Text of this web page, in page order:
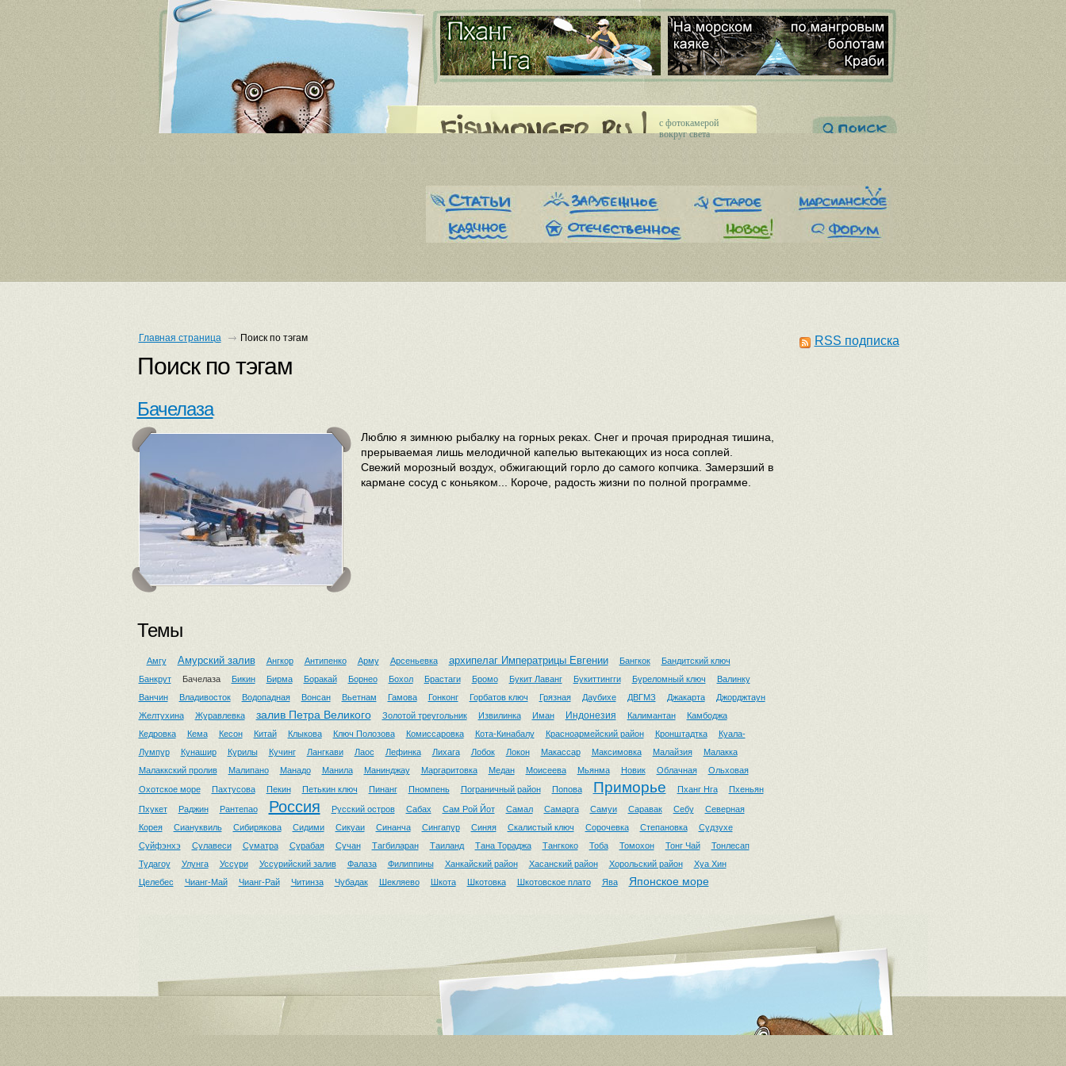
c фотокамерой
вокруг света
Главная страница Поиск по тэгам
Поиск по тэгам
Бачелаза
Люблю я зимнюю рыбалку на горных реках. Снег и прочая природная тишина,
прерываемая лишь мелодичной капелью вытекающих из носа соплей.
Свежий морозный воздух, обжигающий горло до самого копчика. Замерзший в
кармане сосуд с коньяком... Короче, радость жизни по полной программе.
Темы
Амгу Амурский залив Ангкор Антипенко Арму Арсеньевка архипелаг Императрицы Евгении Бангкок
Бандитский ключ
Банкрут
Бачелаза Бикин Бирма Боракай Борнео Бохол Брастаги Бромо Букит Лаванг Букиттингги Буреломный ключ
Валинку
Ванчин
Владивосток Водопадная Вонсан Вьетнам Гамова Гонконг Горбатов ключ Грязная Даубихе ДВГМЗ Джакарта
Джорджтаун
Желтухина
Журавлевка залив Петра Великого Золотой треугольник Извилинка Иман Индонезия Калимантан
Камбоджа
Кедровка
Кема Кесон Китай Клыкова Ключ Полозова Комиссаровка Кота-Кинабалу Красноармейский район Кронштадтка
Куала-
Лумпур
Кунашир Курилы Кучинг Лангкави Лаос Лефинка Лихага Лобок Локон Макассар Максимовка Малайзия
Малакка
Малаккский пролив
Малипано Манадо Манила Манинджау Маргаритовка Медан Моисеева Мьянма Новик Облачная
Ольховая
Охотское море
Пахтусова Пекин Петькин ключ Пинанг Пномпень Пограничный район Попова Приморье Пханг Нга Пхеньян
Пхукет Раджин Рантепао Россия Русский остров Сабах Сам Рой Йот Самал Самарга Самуи Саравак Себу
Северная
Корея
Сиануквиль Сибирякова Сидими Сикуаи Синанча Сингапур Синяя Скалистый ключ Сорочевка Степановка
Судзухе
Суйфэнхэ
Сулавеси Суматра Сурабая Сучан Тагбиларан Таиланд Тана Тораджа Тангкоко Тоба Томохон Тонг Чай
Тонлесап
Тудагоу
Улунга Уссури Уссурийский залив Фалаза Филиппины Ханкайский район Хасанский район Хорольский район
Хуа Хин
Целебес
Чианг-Май Чианг-Рай Читинза Чубадак Шекляево Шкота Шкотовка Шкотовское плато Ява Японское море
RSS подписка